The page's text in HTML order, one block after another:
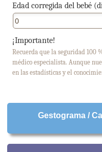
Edad corregida del bebé
¡Importante!
Recuerda que la seguridad 100
médico especialista. Aunque
en las estadísticas y el
Gestograma /